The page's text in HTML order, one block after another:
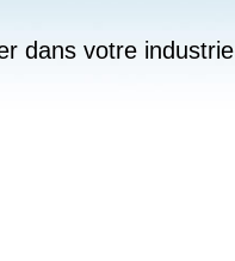
dans votre industrie